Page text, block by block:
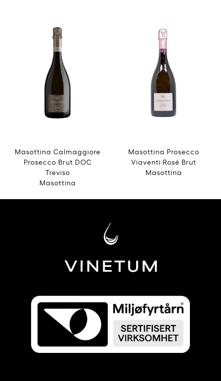
Masottina Calmaggiore
Prosecco Brut DOC
Treviso
Masottina
Masottina Prosecco
Viaventi Rosé Brut
Masottina